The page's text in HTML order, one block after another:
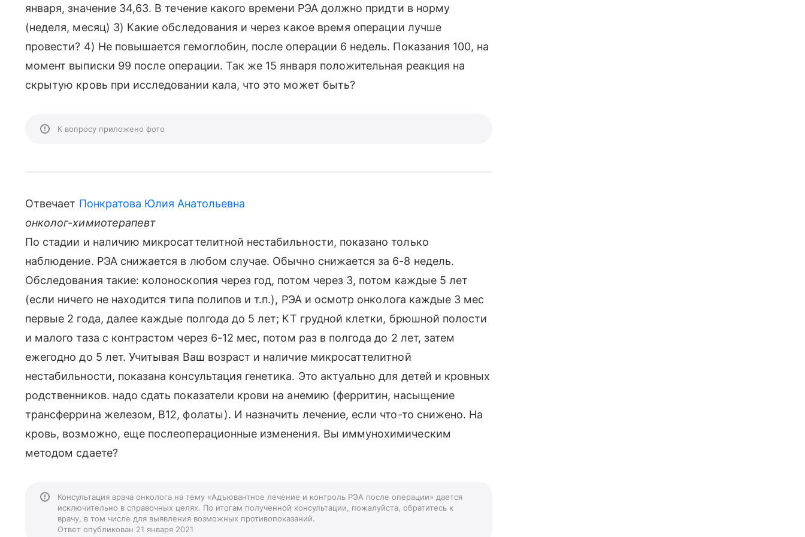
января, значение 34,63. В течение какого времени РЭА должно придти в норму
(неделя, месяц) 3) Какие обследования и через какое время операции лучше
провести? 4) Не повышается гемоглобин, после операции 6 недель. Показания 100, на
момент выписки 99 после операции. Так же 15 января положительная реакция на
скрытую кровь при исследовании кала, что это может быть?
К вопросу приложено фото
Отвечает Понкратова Юлия Анатольевна
онколог-химиотерапевт
По стадии и наличию микросаттелитной нестабильности, показано только
наблюдение. РЭА снижается в любом случае. Обычно снижается за 6-8 недель.
Обследования такие: колоноскопия через год, потом через 3, потом каждые 5 лет
(если ничего не находится типа полипов и т.п.), РЭА и осмотр онколога каждые 3 мес
первые 2 года, далее каждые полгода до 5 лет; КТ грудной клетки, брюшной полости
и малого таза с контрастом через 6-12 мес, потом раз в полгода до 2 лет, затем
ежегодно до 5 лет. Учитывая Ваш возраст и наличие микросаттелитной
нестабильности, показана консультация генетика. Это актуально для детей и кровных
родственников. надо сдать показатели крови на анемию (ферритин, насыщение
трансферрина железом, В12, фолаты). И назначить лечение, если что-то снижено. На
кровь, возможно, еще послеоперационные изменения. Вы иммунохимическим
методом сдаете?
Консультация врача онколога на тему «Адъювантное лечение и контроль РЭА после операции» дается
исключительно в справочных целях. По итогам полученной консультации, пожалуйста, обратитесь к
врачу, в том числе для выявления возможных противопоказаний.
Ответ опубликован 21 января 2021